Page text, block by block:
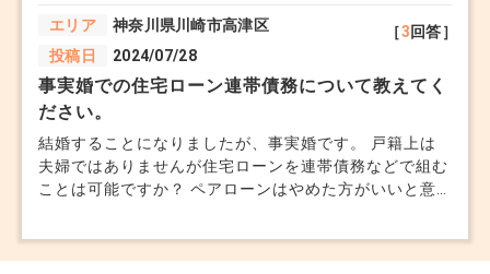
ンを組むことは現実的でしょうか。 また、現在のロー
ンと実家のリフォーム代をまとめて別のローンに借り換
えする方法もあるかと思うのですが、専門家から見てど
う思われますか。アドバイスよろしくお願いします。
エリア
神奈川県川崎市高津区
投稿日
2024/07/28
［3回答］
事実婚での住宅ローン連帯債務について教えてく
ださい。
結婚することになりましたが、事実婚です。 戸籍上は
夫婦ではありませんが住宅ローンを連帯債務などで組む
ことは可能ですか？ ペアローンはやめた方がいいと意